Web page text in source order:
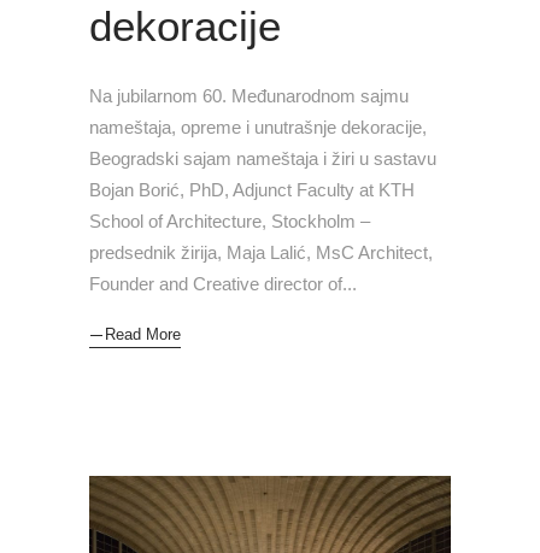
dekoracije
Na jubilarnom 60. Međunarodnom sajmu
nameštaja, opreme i unutrašnje dekoracije,
Beogradski sajam nameštaja i žiri u sastavu
Bojan Borić, PhD, Adjunct Faculty at KTH
School of Architecture, Stockholm –
predsednik žirija, Maja Lalić, MsC Architect,
Founder and Creative director of
Read More